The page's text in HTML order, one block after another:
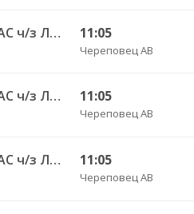
Череповец АВ — Устюжна АС ч/з Лентьево АС - 750 11:05
Череповец АВ
Череповец АВ — Устюжна АС ч/з Лентьево АС - 750 11:05
Череповец АВ
Череповец АВ — Устюжна АС ч/з Лентьево АС 750 11:05
Череповец АВ